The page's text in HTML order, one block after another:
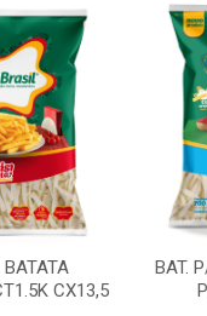
BATATA
CX13,5
BAT.